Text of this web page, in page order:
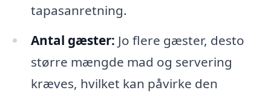
tapasanretning.
Antal gæster: Jo flere gæster, desto
større mængde mad og servering
kræves, hvilket kan påvirke den